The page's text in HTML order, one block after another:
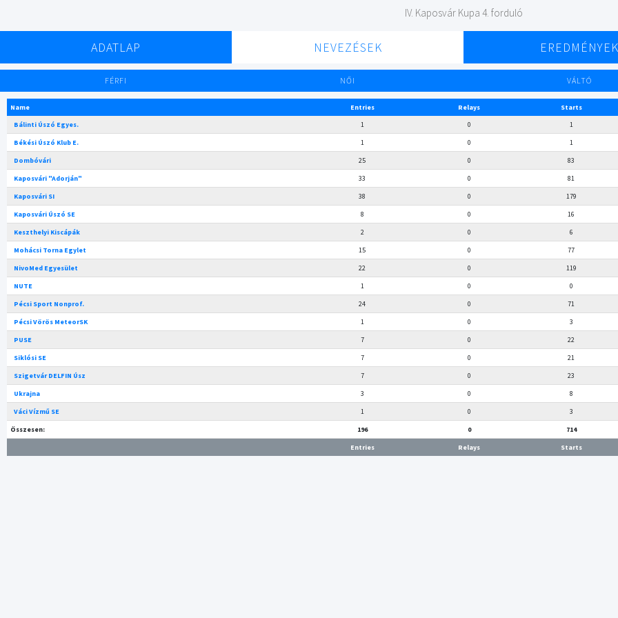
IV. Kaposvár Kupa 4. forduló
ADATLAP NEVEZÉSEK EREDMÉNYEK
FÉRFI NŐI VÁLTÓ
Name Entries Relays Starts
Bálinti Úszó Egyes.
1 0 1
Békési Úszó Klub E.
1 0
1
Dombóvári
25 0 83
Kaposvári "Adorján"
33 0 81
Kaposvári SI
38 0 179
Kaposvári Úszó SE
8 0
16
Keszthelyi Kiscápák
2 0
6
Mohácsi Torna Egylet
15 0 77
NivoMed Egyesület
22 0 119
NUTE
1 0 0
Pécsi Sport Nonprof.
24 0 71
Pécsi Vörös MeteorSK
1 0
3
PUSE
7 0 22
Siklósi SE
7 0 21
Szigetvár DELFIN Úsz
7 0 23
Ukrajna
3 0 8
Váci Vízmű SE
1 0
3
Összesen:
196 0 714
Entries
Relays Starts